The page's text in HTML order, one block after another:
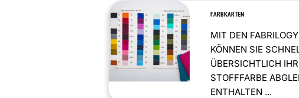
FARBKARTEN
MIT DEN
KÖNNEN SIE
ÜBERSICHTLICH
STOFFFARBE
ENTHALTEN ...